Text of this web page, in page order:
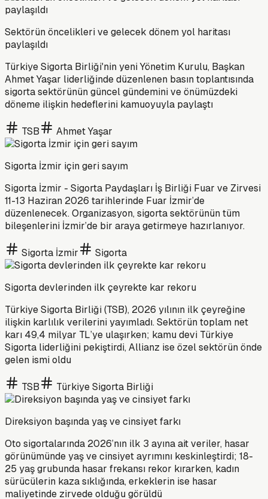
Sektörün öncelikleri ve gelecek dönem yol haritası
paylaşıldı
Türkiye Sigorta Birliği'nin yeni Yönetim Kurulu, Başkan
Ahmet Yaşar liderliğinde düzenlenen basın toplantısında
sigorta sektörünün güncel gündemini ve önümüzdeki
döneme ilişkin hedeflerini kamuoyuyla paylaştı
TSB Ahmet Yaşar
Sigorta İzmir için geri sayım
Sigorta İzmir - Sigorta Paydaşları İş Birliği Fuar ve Zirvesi
11-13 Haziran 2026 tarihlerinde Fuar İzmir’de
düzenlenecek. Organizasyon, sigorta sektörünün tüm
bileşenlerini İzmir’de bir araya getirmeye hazırlanıyor.
Sigorta İzmir Sigorta
Sigorta devlerinden ilk çeyrekte kar rekoru
Türkiye Sigorta Birliği (TSB), 2026 yılının ilk çeyreğine
ilişkin karlılık verilerini yayımladı. Sektörün toplam net
karı 49,4 milyar TL’ye ulaşırken; kamu devi Türkiye
Sigorta liderliğini pekiştirdi, Allianz ise özel sektörün önde
gelen ismi oldu
TSB Türkiye Sigorta Birliği
Direksiyon başında yaş ve cinsiyet farkı
Oto sigortalarında 2026’nın ilk 3 ayına ait veriler, hasar
görünümünde yaş ve cinsiyet ayrımını keskinleştirdi; 18-
25 yaş grubunda hasar frekansı rekor kırarken, kadın
sürücülerin kaza sıklığında, erkeklerin ise hasar
maliyetinde zirvede olduğu görüldü